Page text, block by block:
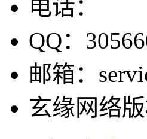
电话：
QQ：
邮箱：
玄缘网络